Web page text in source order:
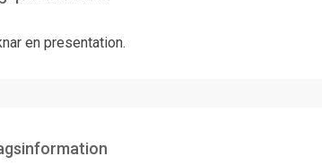
en presentation.